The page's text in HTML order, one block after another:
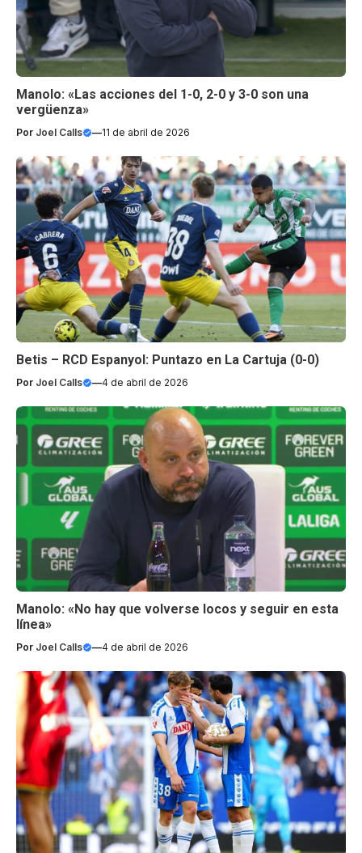
Manolo: «Las acciones del 1-0, 2-0 y 3-0 son una
vergüenza»
Por Joel Calls —11 de abril de 2026
Betis – RCD Espanyol: Puntazo en La Cartuja (0-0)
Por Joel Calls —4 de abril de 2026
Manolo: «No hay que volverse locos y seguir en esta
línea»
Por Joel Calls —4 de abril de 2026